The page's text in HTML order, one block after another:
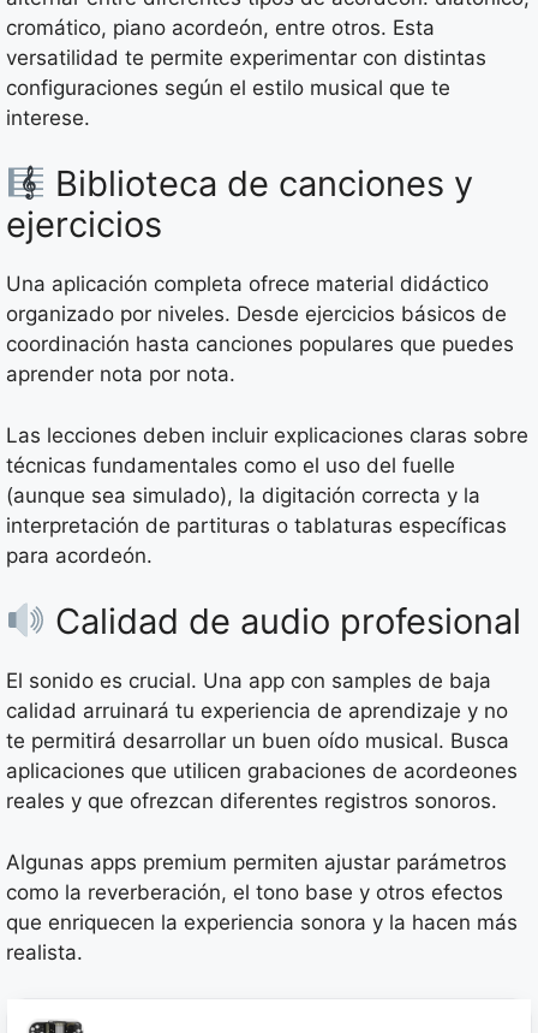
cromático, piano acordeón, entre otros. Esta
versatilidad te permite experimentar con distintas
configuraciones según el estilo musical que te
interese.
Biblioteca de canciones y
ejercicios
Una aplicación completa ofrece material didáctico
organizado por niveles. Desde ejercicios básicos de
coordinación hasta canciones populares que puedes
aprender nota por nota.
Las lecciones deben incluir explicaciones claras sobre
técnicas fundamentales como el uso del fuelle
(aunque sea simulado), la digitación correcta y la
interpretación de partituras o tablaturas específicas
para acordeón.
Calidad de audio profesional
El sonido es crucial. Una app con samples de baja
calidad arruinará tu experiencia de aprendizaje y no
te permitirá desarrollar un buen oído musical. Busca
aplicaciones que utilicen grabaciones de acordeones
reales y que ofrezcan diferentes registros sonoros.
Algunas apps premium permiten ajustar parámetros
como la reverberación, el tono base y otros efectos
que enriquecen la experiencia sonora y la hacen más
realista.